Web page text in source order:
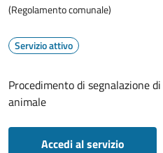
(Regolamento comunale)
Servizio attivo
Procedimento di segnalazione
animale
Accedi al servizio